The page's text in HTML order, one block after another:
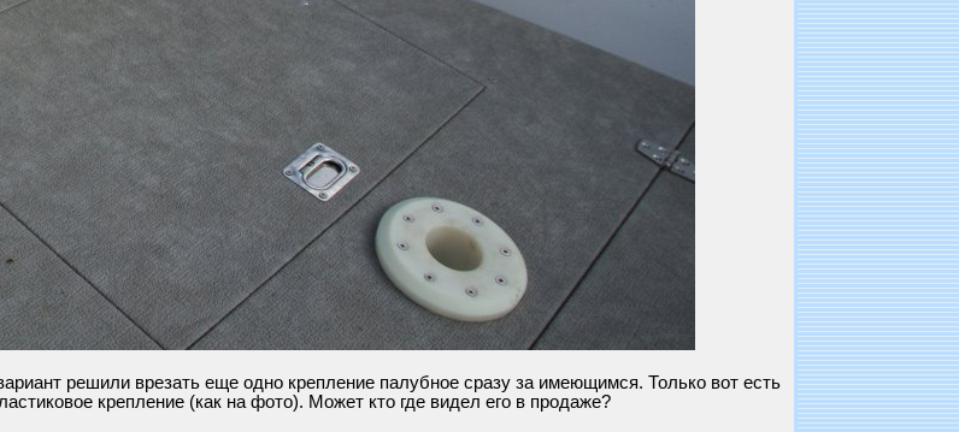
решили врезать еще одно крепление палубное сразу за имеющимся. Только вот есть
крепление (как на фото). Может кто где видел его в продаже?